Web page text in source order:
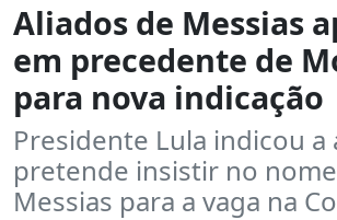
Aliados de Messias
em precedente de
para nova indicação
Presidente Lula indicou a
pretende insistir no
Messias para a vaga na